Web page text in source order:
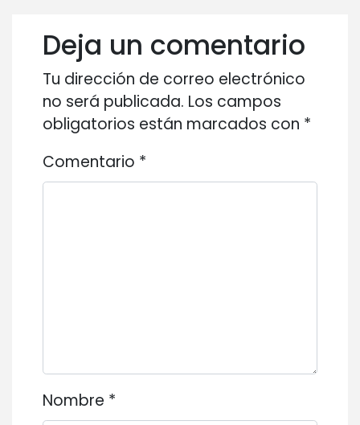
Deja un comentario
Tu dirección de correo electrónico
no será publicada. Los campos
obligatorios están marcados con *
Comentario *
Nombre *